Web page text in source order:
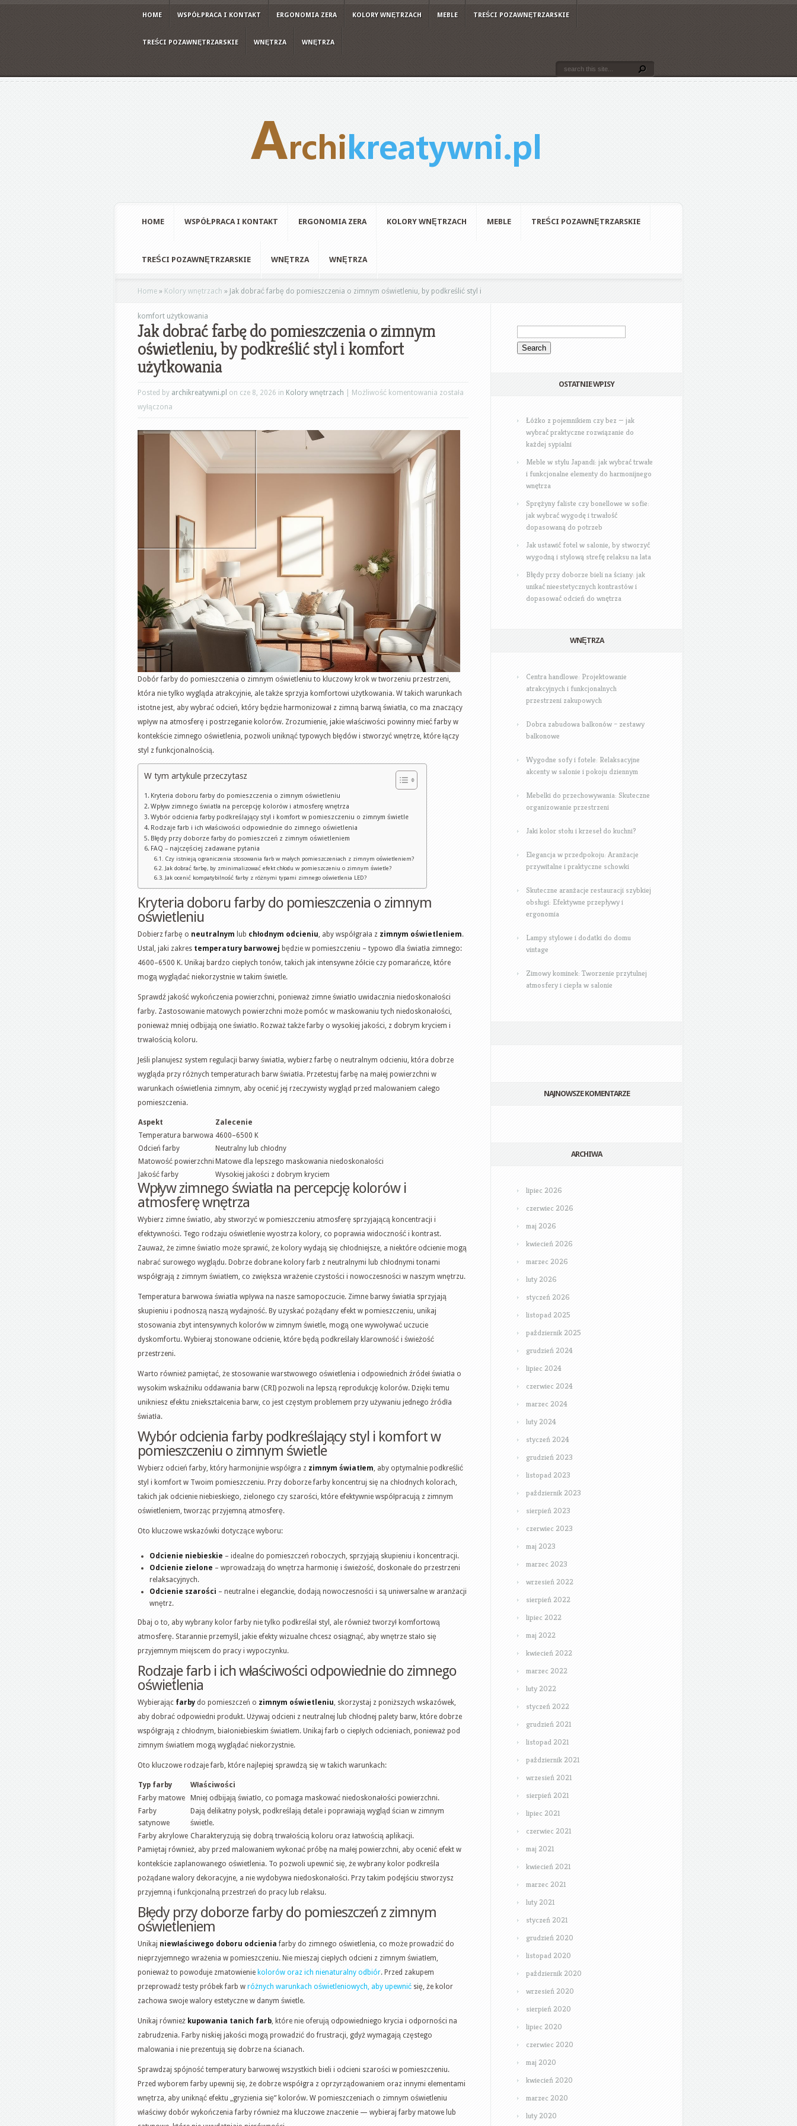
HOME WSPÓŁPRACA I KONTAKT ERGONOMIA ZERA KOLORY WNĘTRZACH MEBLE TREŚCI POZAWNĘTRZARSKIE
TREŚCI POZAWNĘTRZARSKIE WNĘTRZA WNĘTRZA
HOME WSPÓŁPRACA I KONTAKT ERGONOMIA ZERA KOLORY WNĘTRZACH MEBLE TREŚCI POZAWNĘTRZARSKIE
TREŚCI POZAWNĘTRZARSKIE WNĘTRZA WNĘTRZA
Home » Kolory wnętrzach » Jak dobrać farbę do pomieszczenia o zimnym oświetleniu, by podkreślić styl i
komfort użytkowania
Jak dobrać farbę do pomieszczenia o zimnym
oświetleniu, by podkreślić styl i komfort
użytkowania
Posted by archikreatywni.pl on cze 8, 2026 in Kolory wnętrzach Możliwość komentowania Jak
do
została
wyłączona
Dobór farby do pomieszczenia o zimnym oświetleniu to kluczowy krok w tworzeniu przestrzeni,
która nie tylko wygląda atrakcyjnie, ale także sprzyja komfortowi użytkowania. W takich warunkach
istotne jest, aby wybrać odcień, który będzie harmonizował z zimną barwą światła, co ma znaczący
wpływ na atmosferę i postrzeganie kolorów. Zrozumienie, jakie właściwości powinny mieć farby w
kontekście zimnego oświetlenia, pozwoli uniknąć typowych błędów i stworzyć wnętrze, które łączy
styl z funkcjonalnością.
W tym artykule przeczytasz
Kryteria doboru farby do pomieszczenia o zimnym oświetleniu
Wpływ zimnego światła na percepcję kolorów i atmosferę wnętrza
Wybór odcienia farby podkreślający styl i komfort w pomieszczeniu o zimnym świetle
Rodzaje farb i ich właściwości odpowiednie do zimnego oświetlenia
Błędy przy doborze farby do pomieszczeń z zimnym oświetleniem
FAQ – najczęściej zadawane pytania
Czy istnieją ograniczenia stosowania farb w małych pomieszczeniach z zimnym oświetleniem?
Jak dobrać farbę, by zminimalizować efekt chłodu w pomieszczeniu o zimnym świetle?
Jak ocenić kompatybilność farby z różnymi typami zimnego oświetlenia LED?
Kryteria doboru farby do pomieszczenia o zimnym
oświetleniu
Dobierz farbę o neutralnym lub chłodnym odcieniu, aby współgrała z zimnym oświetleniem.
Ustal, jaki zakres temperatury barwowej będzie w pomieszczeniu – typowo dla światła zimnego:
4600–6500 K. Unikaj bardzo ciepłych tonów, takich jak intensywne żółcie czy pomarańcze, które
mogą wyglądać niekorzystnie w takim świetle.
Sprawdź jakość wykończenia powierzchni, ponieważ zimne światło uwidacznia niedoskonałości
farby. Zastosowanie matowych powierzchni może pomóc w maskowaniu tych niedoskonałości,
ponieważ mniej odbijają one światło. Rozważ także farby o wysokiej jakości, z dobrym kryciem i
trwałością koloru.
Jeśli planujesz system regulacji barwy światła, wybierz farbę o neutralnym odcieniu, która dobrze
wygląda przy różnych temperaturach barw światła. Przetestuj farbę na małej powierzchni w
warunkach oświetlenia zimnym, aby ocenić jej rzeczywisty wygląd przed malowaniem całego
pomieszczenia.
Aspekt
Zalecenie
Temperatura barwowa 4600–6500 K
Odcień farby
Neutralny lub chłodny
Matowość powierzchni Matowe dla lepszego maskowania niedoskonałości
Jakość farby
Wysokiej jakości z dobrym kryciem
Wpływ zimnego światła na percepcję kolorów i
atmosferę wnętrza
Wybierz zimne światło, aby stworzyć w pomieszczeniu atmosferę sprzyjającą koncentracji i
efektywności. Tego rodzaju oświetlenie wyostrza kolory, co poprawia widoczność i kontrast.
Zauważ, że zimne światło może sprawić, że kolory wydają się chłodniejsze, a niektóre odcienie mogą
nabrać surowego wyglądu. Dobrze dobrane kolory farb z neutralnymi lub chłodnymi tonami
współgrają z zimnym światłem, co zwiększa wrażenie czystości i nowoczesności w naszym wnętrzu.
Temperatura barwowa światła wpływa na nasze samopoczucie. Zimne barwy światła sprzyjają
skupieniu i podnoszą naszą wydajność. By uzyskać pożądany efekt w pomieszczeniu, unikaj
stosowania zbyt intensywnych kolorów w zimnym świetle, mogą one wywoływać uczucie
dyskomfortu. Wybieraj stonowane odcienie, które będą podkreślały klarowność i świeżość
przestrzeni.
Warto również pamiętać, że stosowanie warstwowego oświetlenia i odpowiednich źródeł światła o
wysokim wskaźniku oddawania barw (CRI) pozwoli na lepszą reprodukcję kolorów. Dzięki temu
unikniesz efektu zniekształcenia barw, co jest częstym problemem przy używaniu jednego źródła
światła.
Wybór odcienia farby podkreślający styl i komfort w
pomieszczeniu o zimnym świetle
Wybierz odcień farby, który harmonijnie współgra z zimnym światłem, aby optymalnie podkreślić
styl i komfort w Twoim pomieszczeniu. Przy doborze farby koncentruj się na chłodnych kolorach,
takich jak odcienie niebieskiego, zielonego czy szarości, które efektywnie współpracują z zimnym
oświetleniem, tworząc przyjemną atmosferę.
Oto kluczowe wskazówki dotyczące wyboru:
Odcienie niebieskie – idealne do pomieszczeń roboczych, sprzyjają skupieniu i koncentracji.
Odcienie zielone – wprowadzają do wnętrza harmonię i świeżość, doskonałe do przestrzeni
relaksacyjnych.
Odcienie szarości – neutralne i eleganckie, dodają nowoczesności i są uniwersalne w aranżacji
wnętrz.
Dbaj o to, aby wybrany kolor farby nie tylko podkreślał styl, ale również tworzył komfortową
atmosferę. Starannie przemyśl, jakie efekty wizualne chcesz osiągnąć, aby wnętrze stało się
przyjemnym miejscem do pracy i wypoczynku.
Rodzaje farb i ich właściwości odpowiednie do zimnego
oświetlenia
Wybierając farby do pomieszczeń o zimnym oświetleniu, skorzystaj z poniższych wskazówek,
aby dobrać odpowiedni produkt. Używaj odcieni z neutralnej lub chłodnej palety barw, które dobrze
współgrają z chłodnym, białoniebieskim światłem. Unikaj farb o ciepłych odcieniach, ponieważ pod
zimnym światłem mogą wyglądać niekorzystnie.
Oto kluczowe rodzaje farb, które najlepiej sprawdzą się w takich warunkach:
Typ farby
Właściwości
Farby matowe
Mniej odbijają światło, co pomaga maskować niedoskonałości powierzchni.
Farby
satynowe
Dają delikatny połysk, podkreślają detale i poprawiają wygląd ścian w zimnym
świetle.
Farby akrylowe Charakteryzują się dobrą trwałością koloru oraz łatwością aplikacji.
Pamiętaj również, aby przed malowaniem wykonać próbę na małej powierzchni, aby ocenić efekt w
kontekście zaplanowanego oświetlenia. To pozwoli upewnić się, że wybrany kolor podkreśla
pożądane walory dekoracyjne, a nie wydobywa niedoskonałości. Przy takim podejściu stworzysz
przyjemną i funkcjonalną przestrzeń do pracy lub relaksu.
Błędy przy doborze farby do pomieszczeń z zimnym
oświetleniem
Unikaj niewłaściwego doboru odcienia farby do zimnego oświetlenia, co może prowadzić do
nieprzyjemnego wrażenia w pomieszczeniu. Nie mieszaj ciepłych odcieni z zimnym światłem,
ponieważ to powoduje zmatowienie kolorów oraz ich nienaturalny odbiór. Przed zakupem
przeprowadź testy próbek farb w różnych warunkach oświetleniowych, aby upewnić się, że kolor
zachowa swoje walory estetyczne w danym świetle.
Unikaj również kupowania tanich farb, które nie oferują odpowiedniego krycia i odporności na
zabrudzenia. Farby niskiej jakości mogą prowadzić do frustracji, gdyż wymagają częstego
malowania i nie prezentują się dobrze na ścianach.
Sprawdzaj spójność temperatury barwowej wszystkich bieli i odcieni szarości w pomieszczeniu.
Przed wyborem farby upewnij się, że dobrze współgra z oprzyrządowaniem oraz innymi elementami
wnętrza, aby uniknąć efektu „gryzienia się” kolorów. W pomieszczeniach o zimnym oświetleniu
właściwy dobór wykończenia farby również ma kluczowe znaczenie — wybieraj farby matowe lub
OSTATNIE WPISY
Łóżko z pojemnikiem czy bez — jak
wybrać praktyczne rozwiązanie do
każdej sypialni
Meble w stylu Japandi: jak wybrać trwałe
i funkcjonalne elementy do harmonijnego
wnętrza
Sprężyny faliste czy bonellowe w sofie:
jak wybrać wygodę i trwałość
dopasowaną do potrzeb
Jak ustawić fotel w salonie, by stworzyć
wygodną i stylową strefę relaksu na lata
Błędy przy doborze bieli na ściany: jak
unikać nieestetycznych kontrastów i
dopasować odcień do wnętrza
WNĘTRZA
Centra handlowe: Projektowanie
atrakcyjnych i funkcjonalnych
przestrzeni zakupowych
Dobra zabudowa balkonów – zestawy
balkonowe
Wygodne sofy i fotele: Relaksacyjne
akcenty w salonie i pokoju dziennym
Mebelki do przechowywania: Skuteczne
organizowanie przestrzeni
Jaki kolor stołu i krzeseł do kuchni?
Elegancja w przedpokoju: Aranżacje
przywitalne i praktyczne schowki
Skuteczne aranżacje restauracji szybkiej
obsługi: Efektywne przepływy i
ergonomia
Lampy stylowe i dodatki do domu
vintage
Zimowy kominek: Tworzenie przytulnej
atmosfery i ciepła w salonie
NAJNOWSZE KOMENTARZE
ARCHIWA
lipiec 2026
czerwiec 2026
maj 2026
kwiecień 2026
marzec 2026
luty 2026
styczeń 2026
listopad 2025
październik 2025
grudzień 2024
lipiec 2024
czerwiec 2024
marzec 2024
luty 2024
styczeń 2024
grudzień 2023
listopad 2023
październik 2023
sierpień 2023
czerwiec 2023
maj 2023
marzec 2023
wrzesień 2022
sierpień 2022
lipiec 2022
maj 2022
kwiecień 2022
marzec 2022
luty 2022
styczeń 2022
grudzień 2021
listopad 2021
październik 2021
wrzesień 2021
sierpień 2021
lipiec 2021
czerwiec 2021
maj 2021
kwiecień 2021
marzec 2021
luty 2021
styczeń 2021
grudzień 2020
listopad 2020
październik 2020
wrzesień 2020
sierpień 2020
lipiec 2020
czerwiec 2020
maj 2020
kwiecień 2020
marzec 2020
luty 2020